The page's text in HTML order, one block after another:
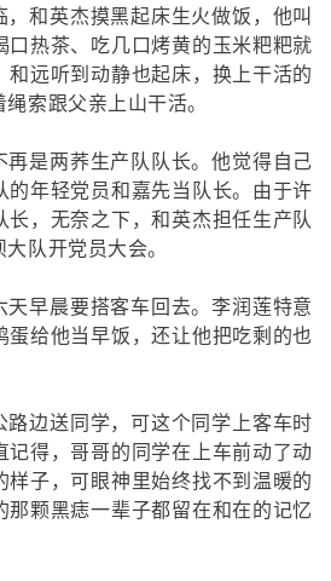
和英杰摸黑起床生火做饭，他叫
口热茶、吃几口烤黄的玉米粑粑就
远听到动静也起床，换上干活的
索跟父亲上山干活。
再是两荞生产队队长。他觉得自己
的年轻党员和嘉先当队长。由于许
长，无奈之下，和英杰担任生产队
队开党员大会。
早晨要搭客车回去。李润莲特意
给他当早饭，还让他把吃剩的也
路边送同学，可这个同学上客车时
记得，哥哥的同学在上车前动了动
样子，可眼神里始终找不到温暖的
颗黑痣一辈子都留在和在的记忆